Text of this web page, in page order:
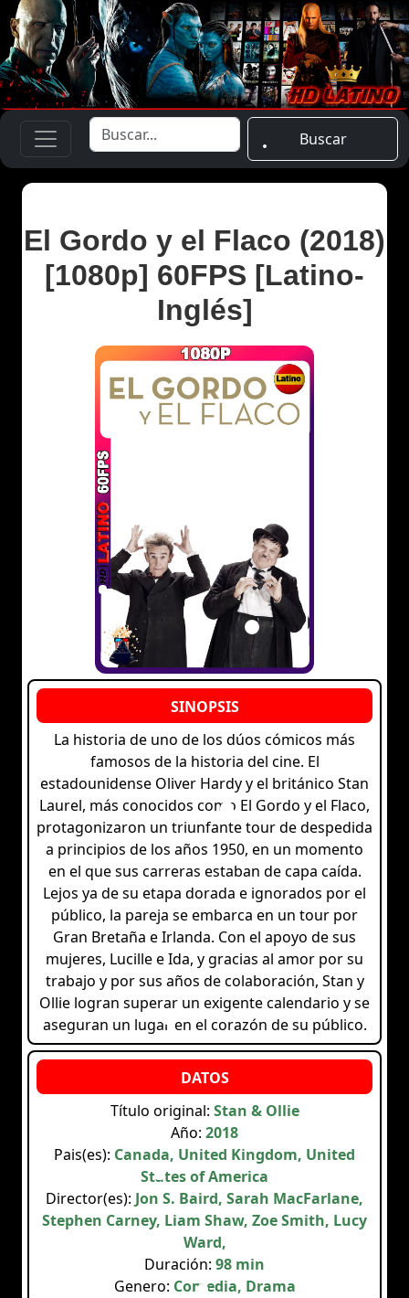
Buscar
El Gordo y el Flaco (2018)
[1080p] 60FPS [Latino-
Inglés]
La historia de uno de los dúos cómicos más
famosos de la historia del cine. El
estadounidense Oliver Hardy y el británico Stan
Laurel, más conocidos como El Gordo y el Flaco,
protagonizaron un triunfante tour de despedida
a principios de los años 1950, en un momento
en el que sus carreras estaban de capa caída.
Lejos ya de su etapa dorada e ignorados por el
público, la pareja se embarca en un tour por
Gran Bretaña e Irlanda. Con el apoyo de sus
mujeres, Lucille e Ida, y gracias al amor por su
trabajo y por sus años de colaboración, Stan y
Ollie logran superar un exigente calendario y se
aseguran un lugar en el corazón de su público.
Título original: Stan & Ollie
Año: 2018
Pais(es): Canada, United Kingdom, United
States of America
Director(es): Jon S. Baird, Sarah MacFarlane,
Stephen Carney, Liam Shaw, Zoe Smith, Lucy
Ward,
Duración: 98 min
Genero: Comedia, Drama